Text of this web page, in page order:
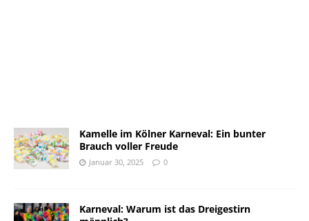
Kamelle im Kölner Karneval: Ein bunter
Brauch voller Freude
Januar 30, 2025 0
Karneval: Warum ist das Dreigestirn